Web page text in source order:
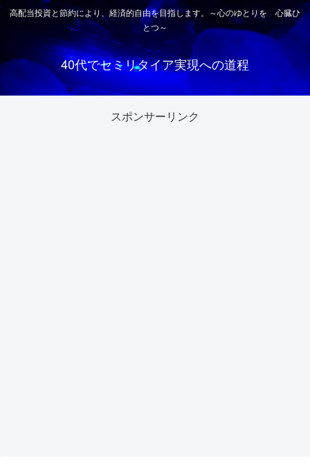
高配当投資と節約により、経済的自由を目指します。～心のゆとりを 心臓ひ
とつ～
40代でセミリタイア実現への道程
スポンサーリンク